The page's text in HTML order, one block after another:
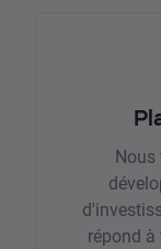
répond